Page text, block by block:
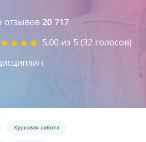
отзывов 20 717
5,00 из 5 (32 голосов)
Курсовая работа